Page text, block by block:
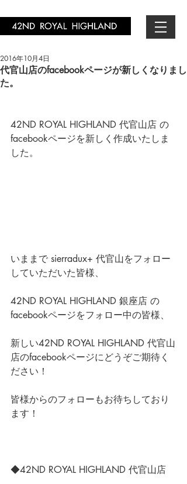
代官山店のfacebookページが新しくなりまし
た。
2016年10月4日
42ND ROYAL HIGHLAND 代官山店 の
facebookページを新しく作成いたしま
した。
いままで sierradux+ 代官山をフォロー
していただいた皆様、
42ND ROYAL HIGHLAND 銀座店 の
facebookページをフォロー中の皆様、
新しい42ND ROYAL HIGHLAND 代官山
店のfacebookページにどうぞご期待く
ださい！
皆様からのフォローもお待ちしており
ます！
◆42ND ROYAL HIGHLAND 代官山店